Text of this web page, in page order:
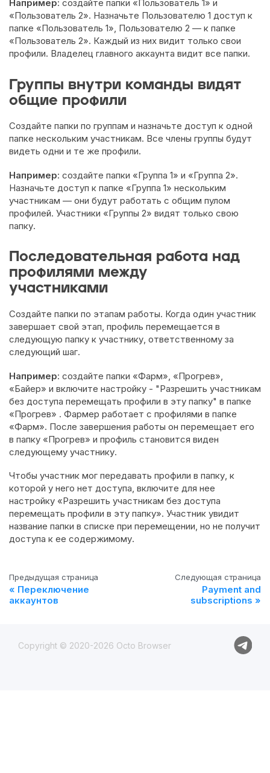
Например: создайте папки «Пользователь 1» и
«Пользователь 2». Назначьте Пользователю 1 доступ к
папке «Пользователь 1», Пользователю 2 — к папке
«Пользователь 2». Каждый из них видит только свои
профили. Владелец главного аккаунта видит все папки.
Группы внутри команды видят
общие профили
Создайте папки по группам и назначьте доступ к одной
папке нескольким участникам. Все члены группы будут
видеть одни и те же профили.
Например: создайте папки «Группа 1» и «Группа 2».
Назначьте доступ к папке «Группа 1» нескольким
участникам — они будут работать с общим пулом
профилей. Участники «Группы 2» видят только свою
папку.
Последовательная работа над
профилями между
участниками
Создайте папки по этапам работы. Когда один участник
завершает свой этап, профиль перемещается в
следующую папку к участнику, ответственному за
следующий шаг.
Например: создайте папки «Фарм», «Прогрев»,
«Байер» и включите настройку - "Разрешить участникам
без доступа перемещать профили в эту папку" в папке
«Прогрев» . Фармер работает с профилями в папке
«Фарм». После завершения работы он перемещает его
в папку «Прогрев» и профиль становится виден
следующему участнику.
Чтобы участник мог передавать профили в папку, к
которой у него нет доступа, включите для нее
настройку «Разрешить участникам без доступа
перемещать профили в эту папку». Участник увидит
название папки в списке при перемещении, но не получит
доступа к ее содержимому.
Предыдущая страница
Переключение
аккаунтов
Следующая страница
Payment and
subscriptions
Copyright © 2020-2026 Octo Browser